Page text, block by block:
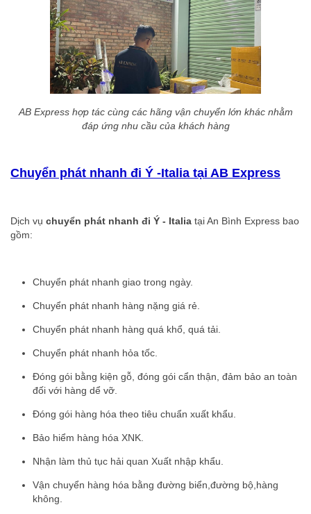
AB Express hợp tác cùng các hãng vận chuyển lớn khác nhằm
đáp ứng nhu cầu của khách hàng
Chuyển phát nhanh đi Ý -Italia tại AB Express
Dịch vụ chuyển phát nhanh đi Ý - Italia tại An Bình Express bao
gồm:
Chuyển phát nhanh giao trong ngày.
Chuyển phát nhanh hàng nặng giá rẻ.
Chuyển phát nhanh hàng quá khổ, quá tải.
Chuyển phát nhanh hỏa tốc.
Đóng gói bằng kiện gỗ, đóng gói cẩn thận, đảm bảo an toàn
đối với hàng dể vỡ.
Đóng gói hàng hóa theo tiêu chuẩn xuất khẩu.
Bảo hiểm hàng hóa XNK.
Nhận làm thủ tục hải quan Xuất nhập khẩu.
Vận chuyển hàng hóa bằng đường biển,đường bộ,hàng
không.